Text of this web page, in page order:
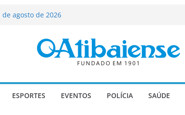
de Paulo
– Festa de Bom Jesus dos Perdões
de mosaico do Brasil
ESPORTES EVENTOS POLÍCIA SAÚDE